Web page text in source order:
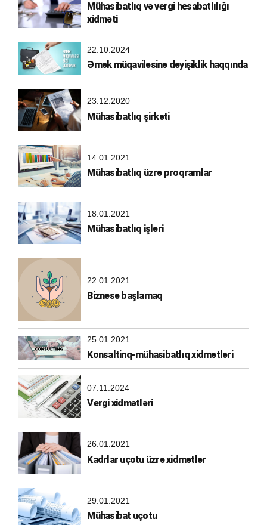
Mühasibatlıq və vergi hesabatlılığı
xidməti
22.10.2024
Əmək müqaviləsinə dəyişiklik haqqında
23.12.2020
Mühasibatlıq şirkəti
14.01.2021
Mühasibatlıq üzrə proqramlar
18.01.2021
Mühasibatlıq işləri
22.01.2021
Biznesə başlamaq
25.01.2021
Konsaltinq-mühasibatlıq xidmətləri
07.11.2024
Vergi xidmətləri
26.01.2021
Kadrlar uçotu üzrə xidmətlər
29.01.2021
Mühasibat uçotu